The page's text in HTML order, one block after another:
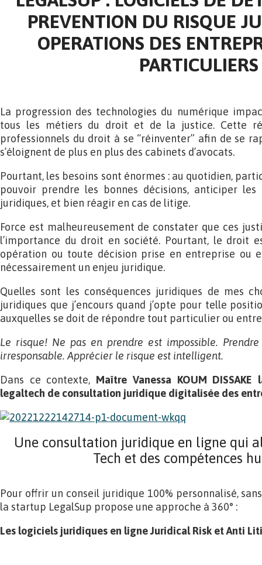
PREVENTION DU RISQUE
OPERATIONS DES
PARTICULIERS
La progression des technologies du numérique
tous les métiers du droit et de la justice. Cette
professionnels du droit à se “réinventer” afin de se
s’éloignent de plus en plus des cabinets d’avocats.
Pourtant, les besoins sont énormes : au quotidien,
pouvoir prendre les bonnes décisions, anticiper
juridiques, et bien réagir en cas de litige.
Force est malheureusement de constater que ces
l’importance du droit en société. Pourtant, le droit
opération ou toute décision prise en entreprise ou
nécessairement un enjeu juridique.
Quelles sont les conséquences juridiques de mes
juridiques que j’encours quand j’opte pour telle
auxquelles se doit de répondre tout particulier ou
Le risque! Ne pas en prendre est impossible.
irresponsable. Apprécier le risque est intelligent.
Dans ce contexte, Maître Vanessa KOUM
legaltech de consultation juridique digitalisée des
Une consultation juridique en ligne qui
Tech et des compétences
Pour offrir un conseil juridique 100% personnalisé,
la startup LegalSup propose une approche à 360° :
Les logiciels juridiques en ligne Juridical Risk et Anti